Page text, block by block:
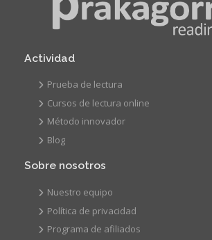
Actividad
Prueba de lectura
Cursos de lectura online
Método innovador
Blog
Sobre nosotros
Nuestro equipo
Política de privacidad
Programa de afiliados